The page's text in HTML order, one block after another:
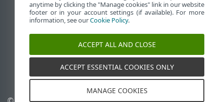
Visualizza sito desktop
End of Life
ESET Knowledge Base
ESET Status Portal
Supporto regionale
anytime by clicking the "Manage cookies" link in our website
footer or in your account settings (if available). For more
information, see ourCookie Policy.
ACCEPT ALL AND CLOSE
ACCEPT ESSENTIAL COOKIES ONLY
MANAGE COOKIES